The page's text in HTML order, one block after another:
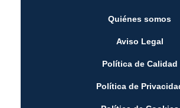
Quiénes somos
Aviso Legal
Política de Calidad
Política de